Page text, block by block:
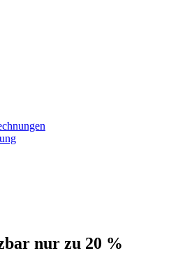
nur zu 20 %